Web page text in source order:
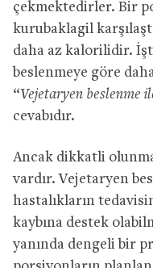
çekmektedirler. Bir
kurubaklagil
daha az kalorilidir.
beslenmeye göre
“Vejetaryen beslenme
cevabıdır.
Ancak dikkatli
vardır. Vejetaryen
hastalıkların
kaybına destek
yanında dengeli bir